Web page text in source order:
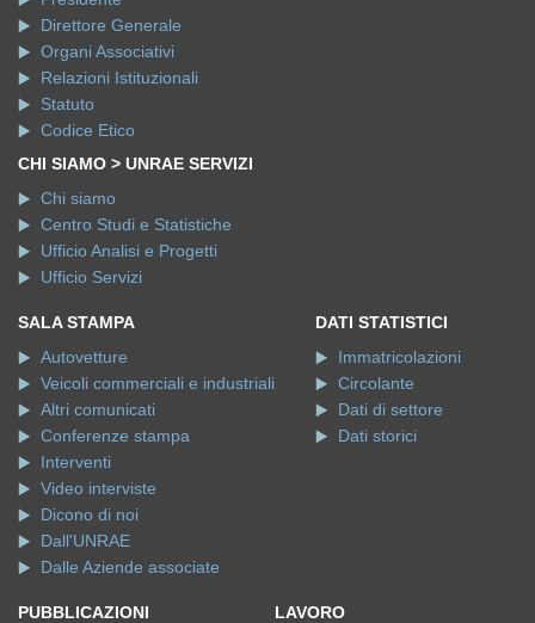
Direttore Generale
Organi Associativi
Relazioni Istituzionali
Statuto
Codice Etico
CHI SIAMO > UNRAE SERVIZI
Chi siamo
Centro Studi e Statistiche
Ufficio Analisi e Progetti
Ufficio Servizi
SALA STAMPA
Autovetture
Veicoli commerciali e industriali
Altri comunicati
Conferenze stampa
Interventi
Video interviste
Dicono di noi
Dall'UNRAE
Dalle Aziende associate
DATI STATISTICI
Immatricolazioni
Circolante
Dati di settore
Dati storici
PUBBLICAZIONI
LAVORO